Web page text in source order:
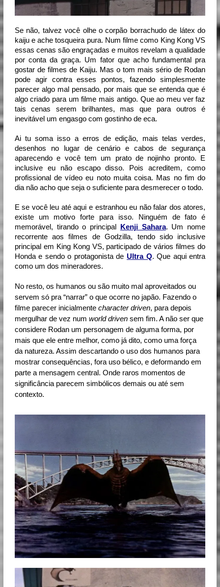
Se não, talvez você olhe o corpão borrachudo de látex do
kaiju e ache tosqueira pura. Num filme como King Kong VS
essas cenas são engraçadas e muitos revelam a qualidade
por conta da graça. Um fator que acho fundamental pra
gostar de filmes de Kaiju. Mas o tom mais sério de Rodan
pode agir contra esses pontos, fazendo simplesmente
parecer algo mal pensado, por mais que se entenda que é
algo criado para um filme mais antigo. Que ao meu ver faz
tais cenas serem brilhantes, mas que para outros é
inevitável um engasgo com gostinho de eca.
Ai tu soma isso a erros de edição, mais telas verdes,
desenhos no lugar de cenário e cabos de segurança
aparecendo e você tem um prato de nojinho pronto. E
inclusive eu não escapo disso. Pois acreditem, como
profissional de vídeo eu noto muita coisa. Mas no fim do
dia não acho que seja o suficiente para desmerecer o todo.
E se você leu até aqui e estranhou eu não falar dos atores,
existe um motivo forte para isso. Ninguém de fato é
memorável, tirando o principal
Kenji Sahara. Um nome
recorrente aos filmes de Godzilla, tendo sido inclusive
principal em King Kong VS, participado de vários filmes do
Honda e sendo o protagonista de Ultra Q. Que aqui entra
como um dos mineradores.
No resto, os humanos ou são muito mal aproveitados ou
servem só pra “narrar” o que ocorre no japão. Fazendo o
filme parecer inicialmente character driven, para depois
mergulhar de vez num world drivensem fim. A não ser que
considere Rodan um personagem de alguma forma, por
mais que ele entre melhor, como já dito, como uma força
da natureza. Assim descartando o uso dos humanos para
mostrar consequências, fora uso bélico, e deformando em
parte a mensagem central. Onde raros momentos de
significância parecem simbólicos demais ou até sem
contexto.